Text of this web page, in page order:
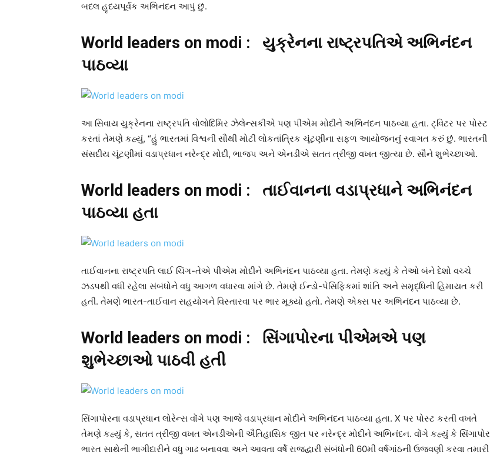
બદલ હૃદયપૂર્વક અભિનંદન આપું છું.
World leaders on modi : યુક્રેનના રાષ્ટ્રપતિએ અભિનંદન
પાઠવ્યા
આ સિવાય યુક્રેનના રાષ્ટ્રપતિ વોલોદિમિર ઝેલેન્સકીએ પણ પીએમ મોદીને અભિનંદન પાઠવ્યા હતા. ટ્વિટર પર પોસ્ટ
કરતાં તેમણે કહ્યું, “હું ભારતમાં વિશ્વની સૌથી મોટી લોકતાંત્રિક ચૂંટણીના સફળ આયોજનનું સ્વાગત કરું છું. ભારતની
સંસદીય ચૂંટણીમાં વડાપ્રધાન નરેન્દ્ર મોદી, ભાજપ અને એનડીએ સતત ત્રીજી વખત જીત્યા છે. સૌને શુભેચ્છાઓ.
World leaders on modi : તાઈવાનના વડાપ્રધાને અભિનંદન
પાઠવ્યા હતા
તાઈવાનના રાષ્ટ્રપતિ લાઈ ચિંગ-તેએ પીએમ મોદીને અભિનંદન પાઠવ્યા હતા. તેમણે કહ્યું કે તેઓ બંને દેશો વચ્ચે
ઝડપથી વધી રહેલા સંબંધોને વધુ આગળ વધારવા માંગે છે. તેમણે ઈન્ડો-પેસિફિકમાં શાંતિ અને સમૃદ્ધિની હિમાયત કરી
હતી. તેમણે ભારત-તાઈવાન સહયોગને વિસ્તારવા પર ભાર મૂક્યો હતો. તેમણે એક્સ પર અભિનંદન પાઠવ્યા છે.
World leaders on modi : સિંગાપોરના પીએમએ પણ
શુભેચ્છાઓ પાઠવી હતી
સિંગાપોરના વડાપ્રધાન લોરેન્સ વોંગે પણ આજે વડાપ્રધાન મોદીને અભિનંદન પાઠવ્યા હતા. X પર પોસ્ટ કરતી વખતે
તેમણે કહ્યું કે, સતત ત્રીજી વખત એનડીએની ઐતિહાસિક જીત પર નરેન્દ્ર મોદીને અભિનંદન. વોંગે કહ્યું કે સિંગાપોર
ભારત સાથેની ભાગીદારીને વધુ ગાઢ બનાવવા અને આવતા વર્ષે રાજદ્વારી સંબંધોની 60મી વર્ષગાંઠની ઉજવણી કરવા તમારી